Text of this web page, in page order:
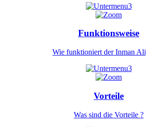
Funktionsweise
Wie funktioniert der Inman
Vorteile
Was sind die Vorteile ?